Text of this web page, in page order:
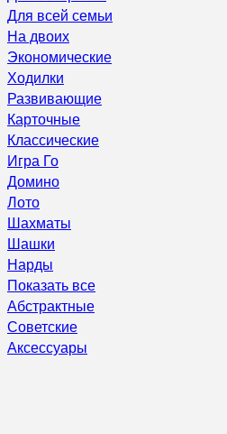
Для всей семьи
На двоих
Экономические
Ходилки
Развивающие
Карточные
Классические
Игра Го
Домино
Лото
Шахматы
Шашки
Нарды
Показать все
Абстрактные
Советские
Аксессуары